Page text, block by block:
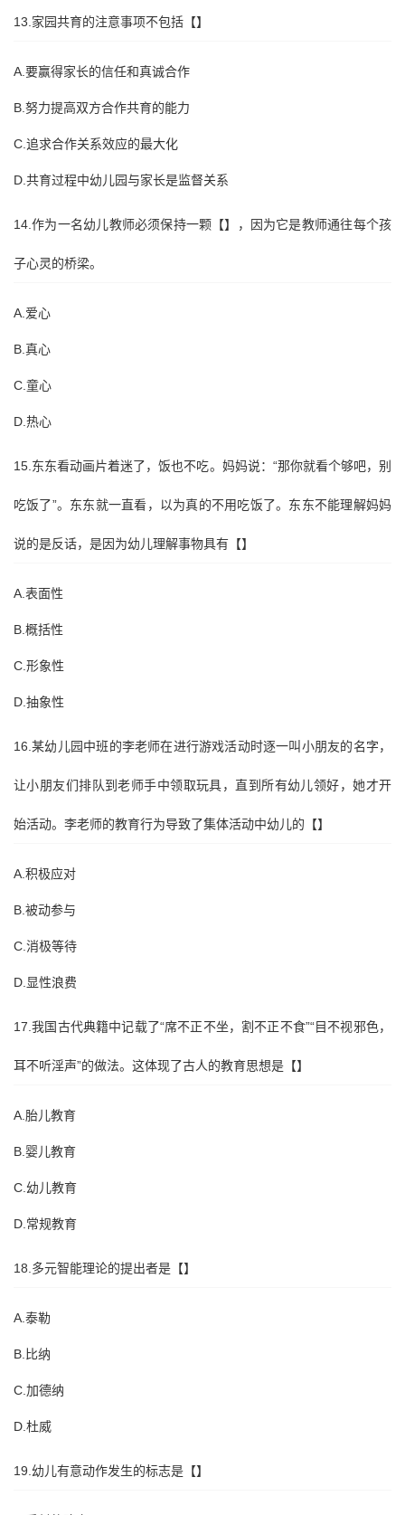
13.家园共育的注意事项不包括【】
A.要赢得家长的信任和真诚合作
B.努力提高双方合作共育的能力
C.追求合作关系效应的最大化
D.共育过程中幼儿园与家长是监督关系
14.作为一名幼儿教师必须保持一颗【】，因为它是教师通往每个孩
子心灵的桥梁。
A.爱心
B.真心
C.童心
D.热心
15.东东看动画片着迷了，饭也不吃。妈妈说：“那你就看个够吧，别
吃饭了”。东东就一直看，以为真的不用吃饭了。东东不能理解妈妈
说的是反话，是因为幼儿理解事物具有【】
A.表面性
B.概括性
C.形象性
D.抽象性
16.某幼儿园中班的李老师在进行游戏活动时逐一叫小朋友的名字，
让小朋友们排队到老师手中领取玩具，直到所有幼儿领好，她才开
始活动。李老师的教育行为导致了集体活动中幼儿的【】
A.积极应对
B.被动参与
C.消极等待
D.显性浪费
17.我国古代典籍中记载了“席不正不坐，割不正不食”“目不视邪色，
耳不听淫声”的做法。这体现了古人的教育思想是【】
A.胎儿教育
B.婴儿教育
C.幼儿教育
D.常规教育
18.多元智能理论的提出者是【】
A.泰勒
B.比纳
C.加德纳
D.杜威
19.幼儿有意动作发生的标志是【】